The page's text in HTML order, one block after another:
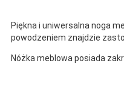
Piękna i uniwersalna noga
powodzeniem znajdzie
Nóżka meblowa posiada